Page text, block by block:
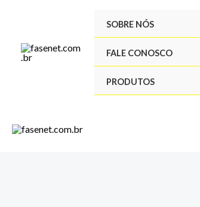
conteúdo
SOBRE NÓS
FALE CONOSCO
PRODUTOS